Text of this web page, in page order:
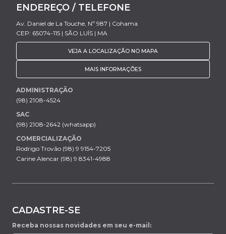
ENDEREÇO / TELEFONE
Av. Daniel de La Touche, Nº 987 | Cohama
CEP: 65074-115 | SÃO LUÍS | MA
VEJA A LOCALIZAÇÃO NO MAPA
MAIS INFORMAÇÕES
ADMINISTRAÇÃO
(98) 2108-4524
SAC
(98) 2108-2642 (whatsapp)
COMERCIALIZAÇÃO
Rodrigo Trovão (98) 9 9154-7205
Carine Alencar (98) 9 8341-4988
CADASTRE-SE
Receba nossas novidades em seu e-mail: